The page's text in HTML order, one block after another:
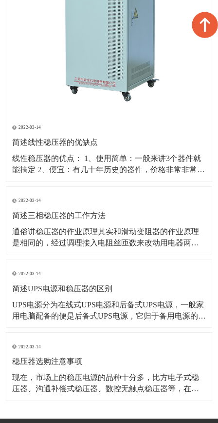
2022-03-14
简述线性稳压器的优缺点
线性稳压器的优点： 1、使用简单：一般来讲3个器件就
能搞定 2、便宜：有几十年历史的器件，价格非常非常便
电路供电系统中，一般会选用线性稳压器来保证好的性
能 4、响应
2022-03-14
简述三相稳压器的工作方法
通俗讲稳压器的作业原理其实和滑动变阻器的作业原理
是相同的，经过调理接入电阻丝匝数来改动用电器两头
输入电压的时候如果输出设置的这个点高于220V时，变
压器就会自动地在降压状况下作业，但是如若
2022-03-14
简述UPS电源和稳压器的区别
UPS电源分为在线式UPS电源和后备式UPS电源，一般家
用电脑配备的便是后备式UPS电源，它归于备用电源的一
文名称是不间断电源，从姓名就能够看出它其实是个储
备电源，当停电后，通过蓄电池
2022-03-14
稳压器选购注意事项
现在，市场上的稳压电源的品种十分多，比方电子式稳
压器、沟通补偿式稳压器、数控无触点稳压器等，在进